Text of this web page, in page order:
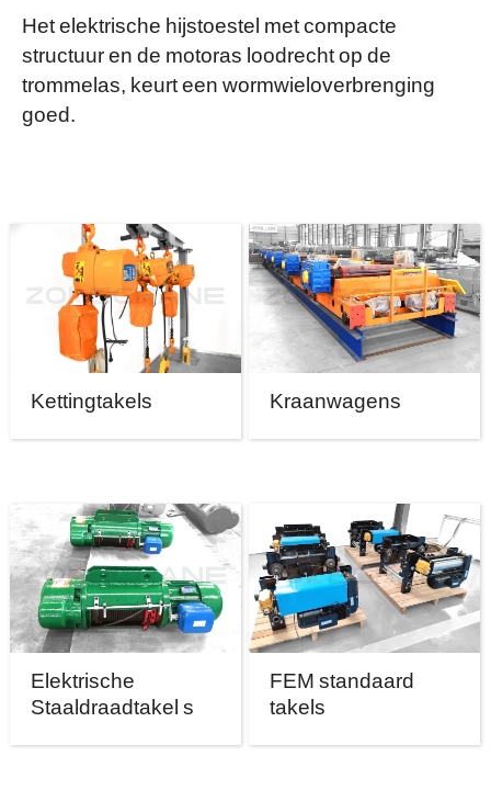
Het elektrische hijstoestel met compacte
structuur en de motoras loodrecht op de
trommelas, keurt een wormwieloverbrenging
goed.
Kettingtakels Kraanwagens
Elektrische
Staaldraadtakel s
FEM standaard
takels